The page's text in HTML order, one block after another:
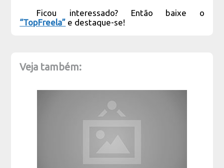
Ficou interessado? Então baixe o
“TopFreela” e destaque-se!
Veja também: